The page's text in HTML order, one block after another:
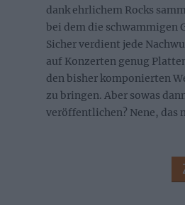
dank ehrlichem Rocks
bei dem die schwammigen
Sicher verdient jede
auf Konzerten genug
den bisher komponierten
zu bringen. Aber sowas
veröffentlichen? Nene, das